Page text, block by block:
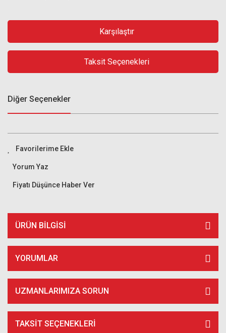
Karşılaştır
Taksit Seçenekleri
Diğer Seçenekler
Yorum Yaz
Fiyatı Düşünce Haber Ver
ÜRÜN BILGISI
YORUMLAR
UZMANLARIMIZA SORUN
TAKSIT SEÇENEKLERI